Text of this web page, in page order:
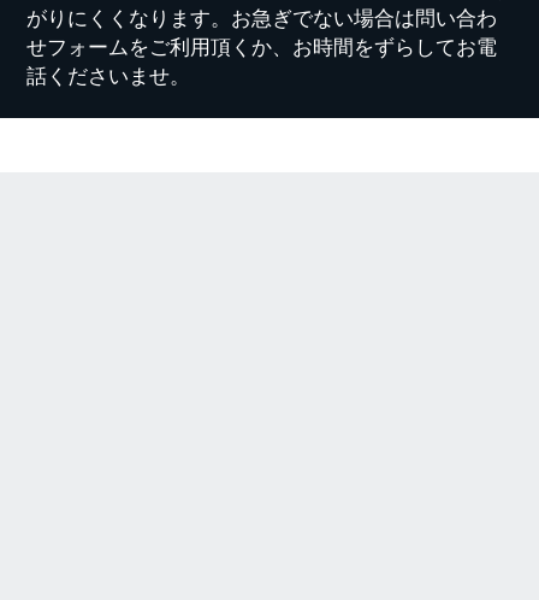
がりにくくなります。お急ぎでない場合は問い合わ
せフォームをご利用頂くか、お時間をずらしてお電
話くださいませ。